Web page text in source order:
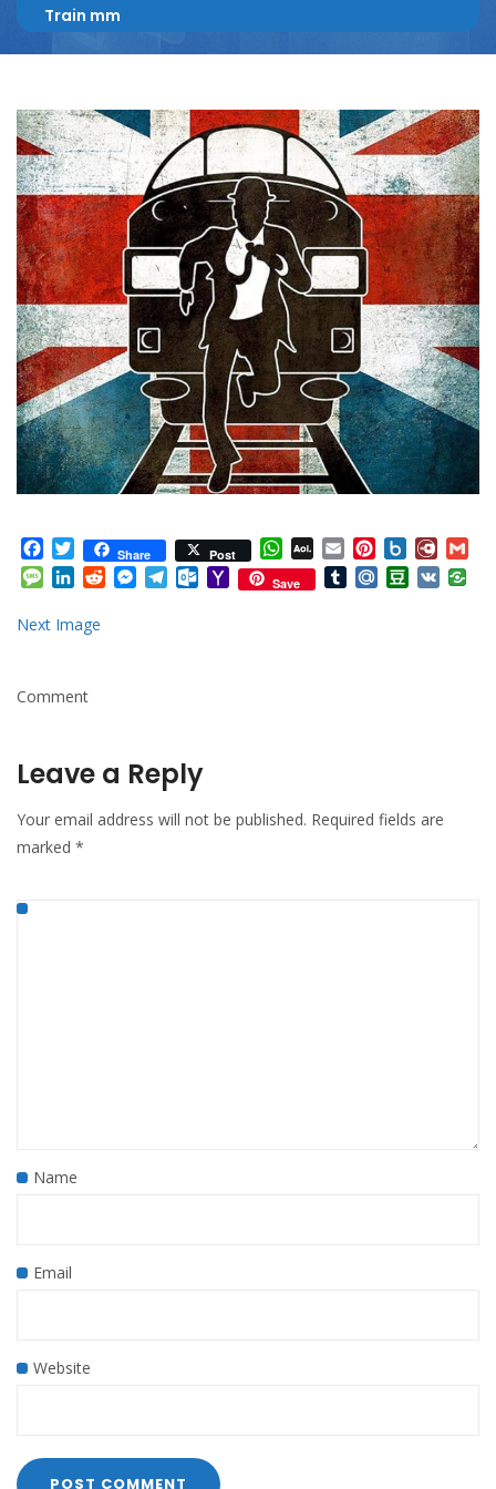
Train mm
Facebook
TwitterShare Post WhatsApp
AOL
Mail
EmailPinterest
Box.net
Message
LinkedInRedditMessenger
TelegramOutlook.com
YahooSave TumblrMail.RuDouban
VK
Next Image
Comment
Leave a Reply
Your email address will not be published. Required fields are
marked *
Name
Email
Website